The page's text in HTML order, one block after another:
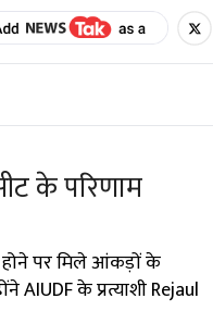
के परिणाम
होने पर मिले आंकड़ों के
AIUDF के प्रत्याशी Rejaul